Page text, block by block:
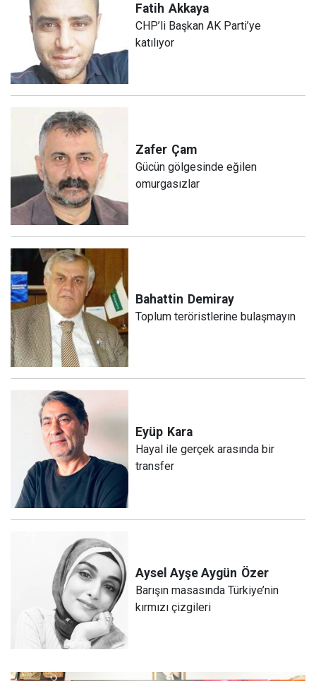
Fatih Akkaya
CHP’li Başkan AK Parti’ye
katılıyor
Zafer Çam
Gücün gölgesinde eğilen
omurgasızlar
Bahattin Demiray
Toplum teröristlerine bulaşmayın
Eyüp Kara
Hayal ile gerçek arasında bir
transfer
Aysel Ayşe Aygün Özer
Barışın masasında Türkiye’nin
kırmızı çizgileri